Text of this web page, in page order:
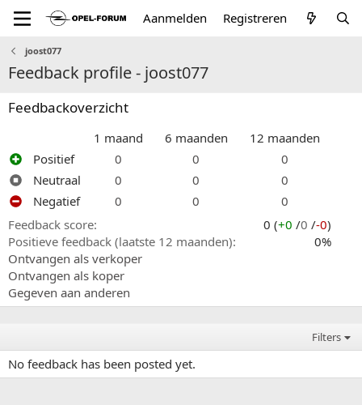
Aanmelden Registreren
joost077
Feedback profile - joost077
Feedbackoverzicht
1 maand 6 maanden
12 maanden
Positief
0 0
0
Neutraal
0 0
0
Negatief
0 0
0
Feedback score
0 (+0 /0 /-0)
Positieve feedback (laatste 12 maanden)
0%
Ontvangen als verkoper
Ontvangen als koper
Gegeven aan anderen
Filters
No feedback has been posted yet.